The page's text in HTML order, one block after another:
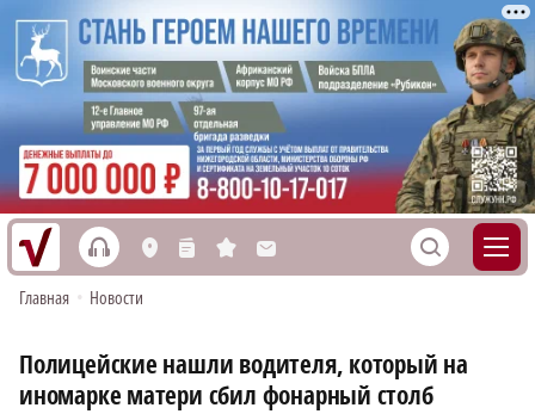
h L n s M S
Главная • Новости
Полицейские нашли водителя, который на
иномарке матери сбил фонарный столб